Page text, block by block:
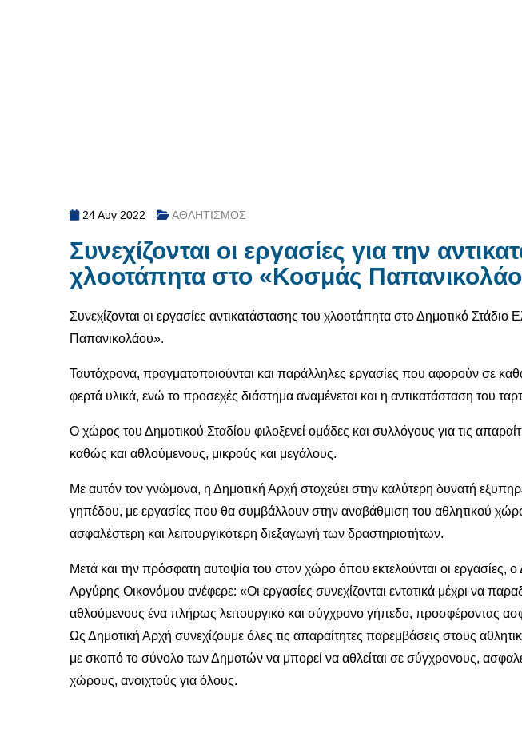
24 Αυγ 2022 ΑΘΛΗΤΙΣΜΟΣ
Συνεχίζονται οι εργασίες για την
χλοοτάπητα στο «Κοσμάς
Συνεχίζονται οι εργασίες αντικατάστασης του χλοοτάπητα στο Δημοτικό Στάδιο
Παπανικολάου».
Ταυτόχρονα, πραγματοποιούνται και παράλληλες εργασίες που αφορούν σε
φερτά υλικά, ενώ το προσεχές διάστημα αναμένεται και η αντικατάσταση του
Ο χώρος του Δημοτικού Σταδίου φιλοξενεί ομάδες και συλλόγους για τις
καθώς και αθλούμενους, μικρούς και μεγάλους.
Με αυτόν τον γνώμονα, η Δημοτική Αρχή στοχεύει στην καλύτερη δυνατή
γηπέδου, με εργασίες που θα συμβάλλουν στην αναβάθμιση του αθλητικού
ασφαλέστερη και λειτουργικότερη διεξαγωγή των δραστηριοτήτων.
Μετά και την πρόσφατη αυτοψία του στον χώρο όπου εκτελούνται οι εργασίες,
Αργύρης Οικονόμου ανέφερε: «Οι εργασίες συνεχίζονται εντατικά μέχρι να
αθλούμενους ένα πλήρως λειτουργικό και σύγχρονο γήπεδο, προσφέροντας
Ως Δημοτική Αρχή συνεχίζουμε όλες τις απαραίτητες παρεμβάσεις στους
με σκοπό το σύνολο των Δημοτών να μπορεί να αθλείται σε σύγχρονους,
χώρους, ανοιχτούς για όλους.